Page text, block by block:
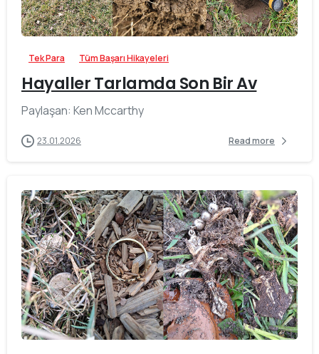
-
Tek Para Tüm Başarı Hikayeleri
Hayaller Tarlamda Son Bir Av
Paylaşan: Ken Mccarthy
23.01.2026 Read more
-